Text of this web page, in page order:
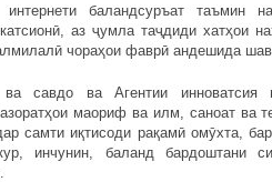
баландсуръат таъмин
аз ҷумла таҷдиди хатҳои
чораҳои фаврӣ андешида
савдо ва Агентии инноватсия
маориф ва илм, саноат ва
самти иқтисоди рақамӣ омӯхта,
инчунин, баланд бардоштани